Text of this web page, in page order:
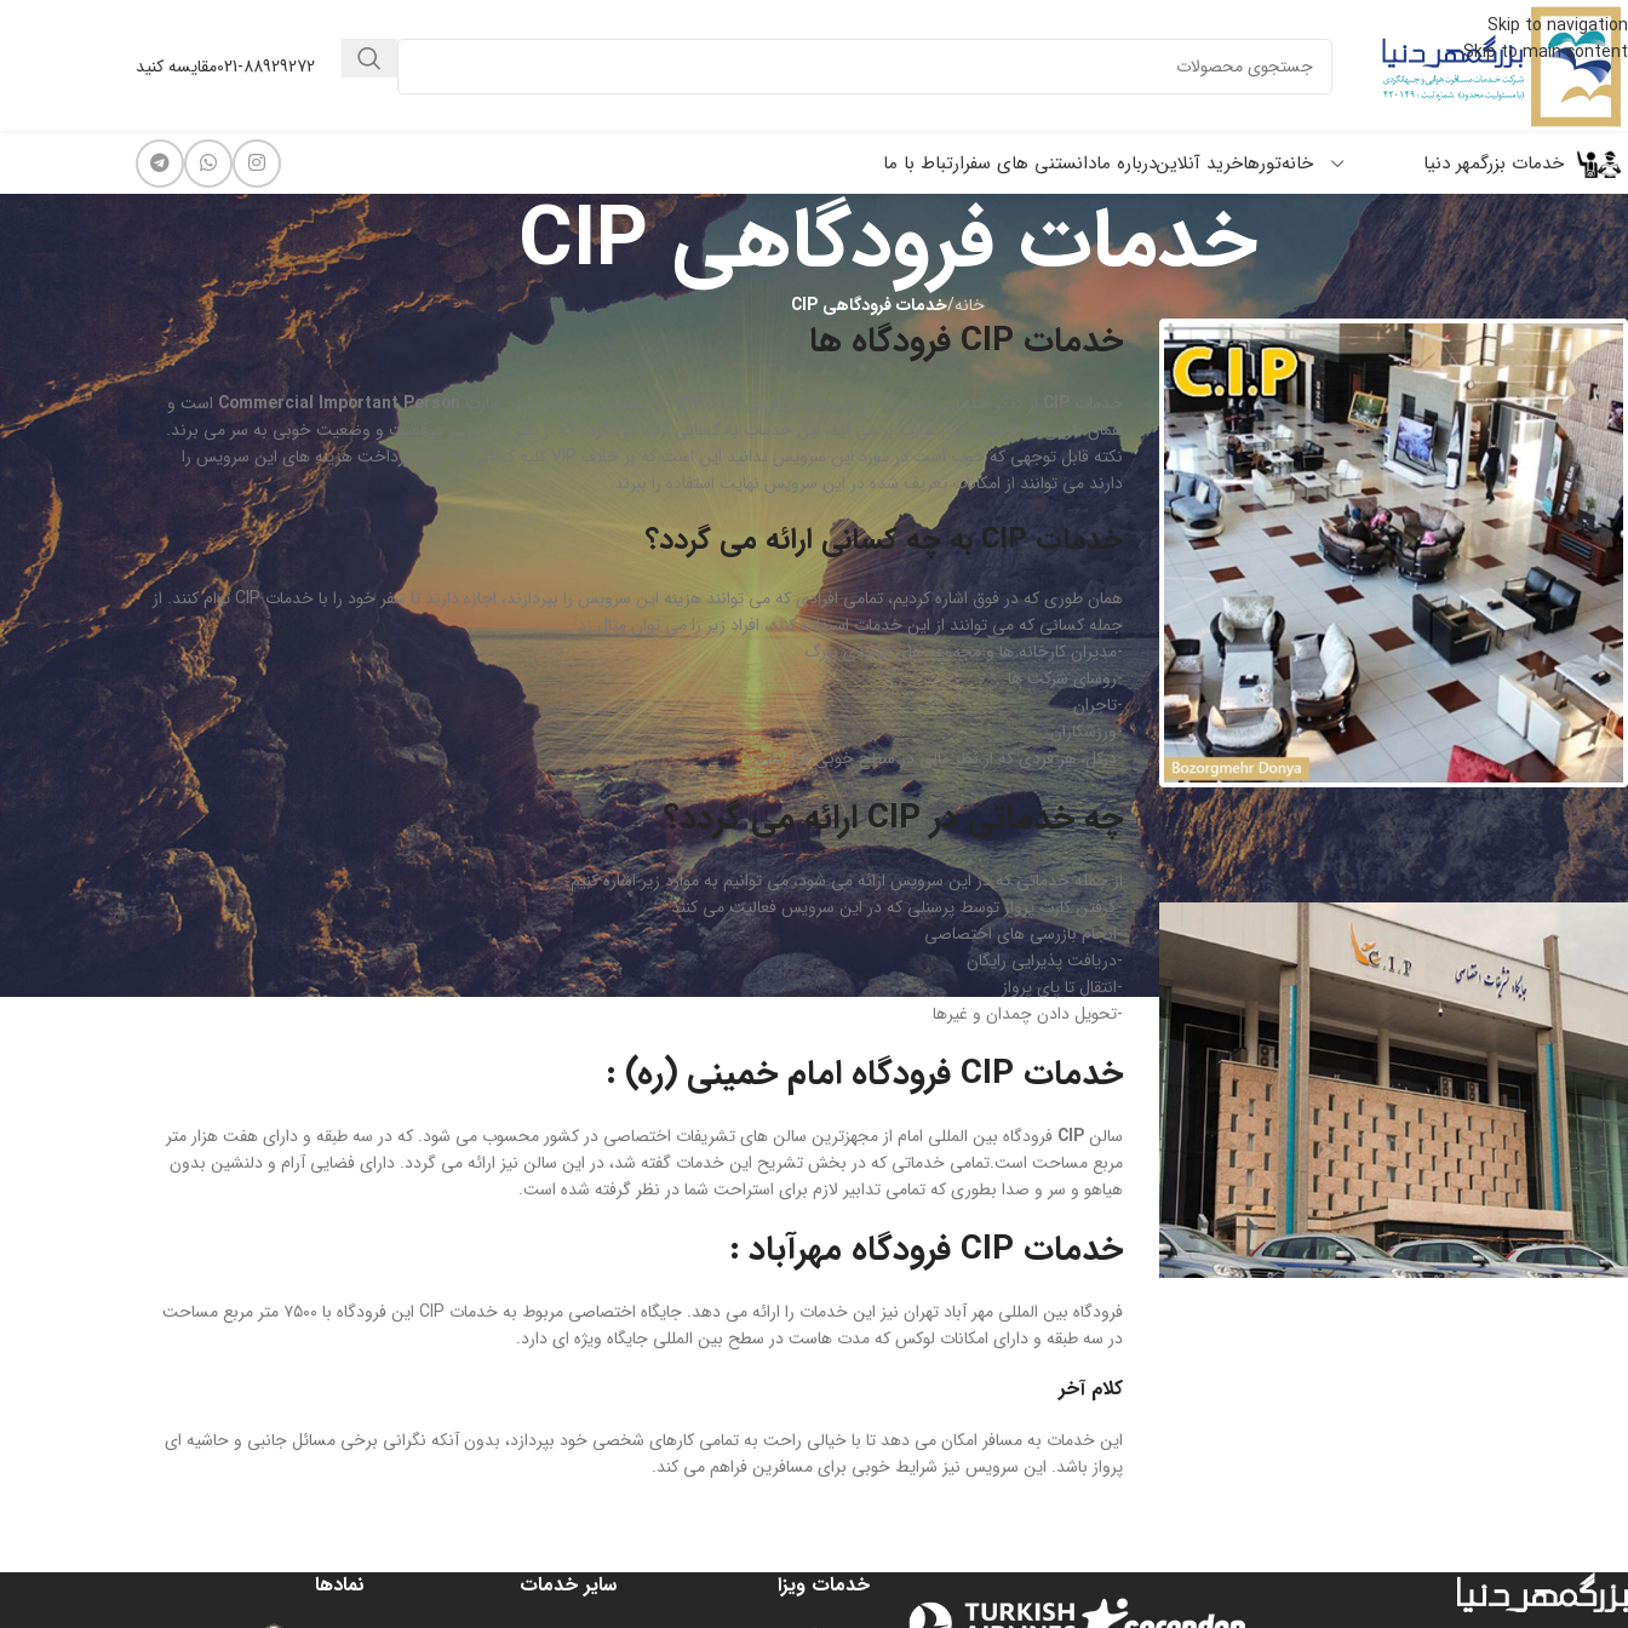
Skip to navigation
Skip to main content
021-88929272مقایسه کنید
خدمات بزرگمهر دنیا خانهتورهاخرید آنلایندرباره مادانستنی های سفرارتباط با ما
خدمات فرودگاهی CIP
خانه/خدمات فرودگاهی CIP
خدمات CIP فرودگاه ها
خدمات از دیگر خدماتی است که در فرودگاه ارائه می گردد. CIP نیز مخفف و خلاصه شده عبارت Commercial Important Person است و
همان طوری که از معنی این عبارت بر می آید، این خدمات به کسانی ارائه می گردد که از نظر تجاری در موقعیت و وضعیت خوبی به سر می برند.
نکته قابل توجهی که خوب است در مورد این سرویس بدانید این است که بر خلاف VIP کلیه کسانی که توان پرداخت هزینه های این سرویس را
دارند می توانند از امکانات تعریف شده در این سرویس نهایت استفاده را ببرند.
خدمات CIP به چه کسانی ارائه می گردد؟
همان طوری که در فوق اشاره کردیم، تمامی افرادی که می توانند هزینه این سرویس را بپردازند، اجازه دارند تا سفر خود را با خدمات CIP توام کنند. از
جمله کسانی که می توانند از این خدمات استفاده کنند، افراد زیر را می توان مثال زد:
-مدیران کارخانه ها و مجموعه های تولیدی بزرگ
-روسای شرکت ها
-تاجران
-ورزشکاران
-درکل، هر فردی که از نظر مالی در سطح خوبی قرار دارد.
چه خدماتی در CIP ارائه می گردد؟
از جمله خدماتی که در این سرویس ارائه می شود، می توانیم به موارد زیر اشاره کنیم:
-گرفتن کارت پرواز توسط پرسنلی که در این سرویس فعالیت می کنند
-انجام بازرسی های اختصاصی
-دریافت پذیرایی رایگان
-انتقال تا پای پرواز
-تحویل دادن چمدان و غیرها
خدمات CIP فرودگاه امام خمینی (ره) :
سالنCIP فرودگاه بین المللی امام از مجهزترین سالن های تشریفات اختصاصی در کشور محسوب می شود. که در سه طبقه و دارای هفت هزار متر
مربع مساحت است.تمامی خدماتی که در بخش تشریح این خدمات گفته شد، در این سالن نیز ارائه می گردد. دارای فضایی آرام و دلنشین بدون
هیاهو و سر و صدا بطوری که تمامی تدابیر لازم برای استراحت شما در نظر گرفته شده است.
خدمات CIP فرودگاه مهرآباد :
فرودگاه بین المللی مهر آباد تهران نیز این خدمات را ارائه می دهد. جایگاه اختصاصی مربوط به خدمات CIP این فرودگاه با ۷۵۰۰ متر مربع مساحت
در سه طبقه و دارای امکانات لوکس که مدت هاست در سطح بین المللی جایگاه ویژه ای دارد.
کلام آخر
این خدمات به مسافر امکان می دهد تا با خیالی راحت به تمامی کارهای شخصی خود بپردازد، بدون آنکه نگرانی برخی مسائل جانبی و حاشیه ای
پرواز باشد. این سرویس نیز شرایط خوبی برای مسافرین فراهم می کند.
خدمات ویزا سایر خدمات نمادها